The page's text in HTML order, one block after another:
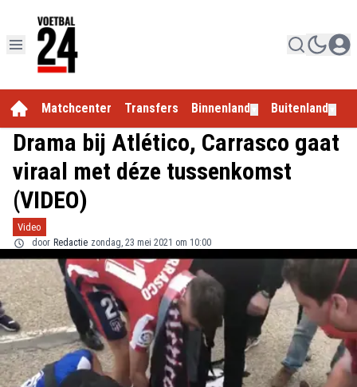
Matchcenter Transfers Binnenland Buitenland
Drama bij Atlético, Carrasco gaat
viraal met déze tussenkomst
(VIDEO)
Video
door Redactie zondag, 23 mei 2021 om 10:00